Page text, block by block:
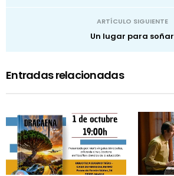
ARTÍCULO SIGUIENTE
Un lugar para soñar
Entradas relacionadas